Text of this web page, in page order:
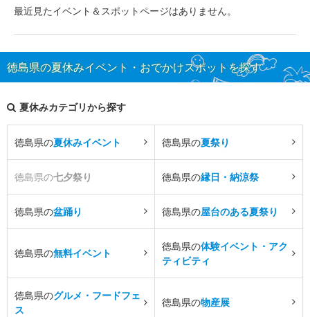
最近見たイベント＆スポットページはありません。
徳島県の夏休みイベント・おでかけスポットを探す
夏休みカテゴリから探す
徳島県の夏休みイベント 徳島県の夏祭り
徳島県の七夕祭り 徳島県の縁日・納涼祭
徳島県の盆踊り 徳島県の屋台のある夏祭り
徳島県の無料イベント
徳島県の体験イベント・アク
ティビティ
徳島県のグルメ・フードフェ
ス
徳島県の物産展